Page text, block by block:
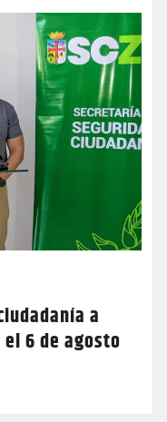
a
6 de agosto